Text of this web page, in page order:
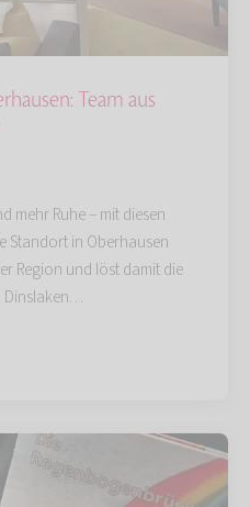
Team aus
mehr Ruhe – mit diesen
Standort in Oberhausen
Region und löst damit die
Dinslaken…